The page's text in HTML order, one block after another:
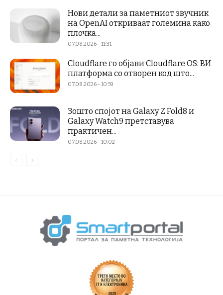
Нови детали за паметниот звучник
на OpenAI откриваат големина како
плочка...
07.08.2026 - 11:31
Cloudflare го објави Cloudflare OS: ВИ
платформа со отворен код што...
07.08.2026 - 10:59
Зошто спојот на Galaxy Z Fold8 и
Galaxy Watch9 претставува
практичен...
07.08.2026 - 10:02